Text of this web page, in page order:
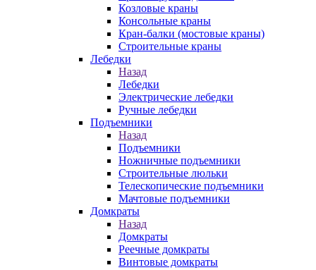
Козловые краны
Консольные краны
Кран-балки (мостовые краны)
Строительные краны
Лебедки
Назад
Лебедки
Электрические лебедки
Ручные лебедки
Подъемники
Назад
Подъемники
Ножничные подъемники
Строительные люльки
Телескопические подъемники
Мачтовые подъемники
Домкраты
Назад
Домкраты
Реечные домкраты
Винтовые домкраты